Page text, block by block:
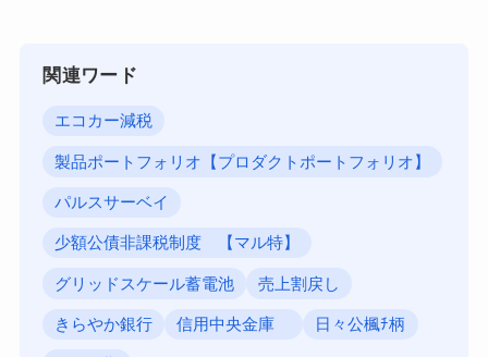
関連ワード
エコカー減税
製品ポートフォリオ【プロダクトポートフォリオ】
パルスサーベイ
少額公債非課税制度 【マル特】
グリッドスケール蓄電池 売上割戻し
きらやか銀行 信用中央金庫 日々公楓ﾁ柄